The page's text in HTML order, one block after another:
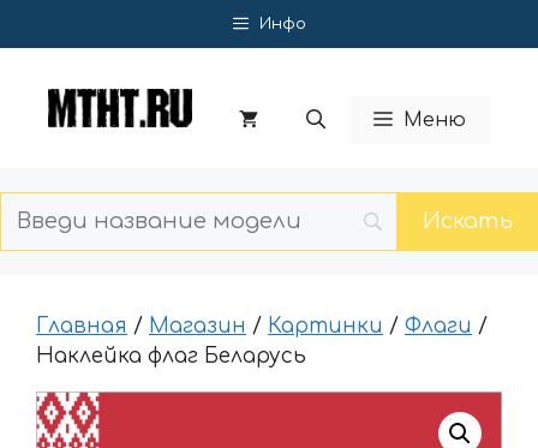
к
Инфо
Меню
Главная / Магазин / Картинки / Флаги /
Наклейка флаг Беларусь